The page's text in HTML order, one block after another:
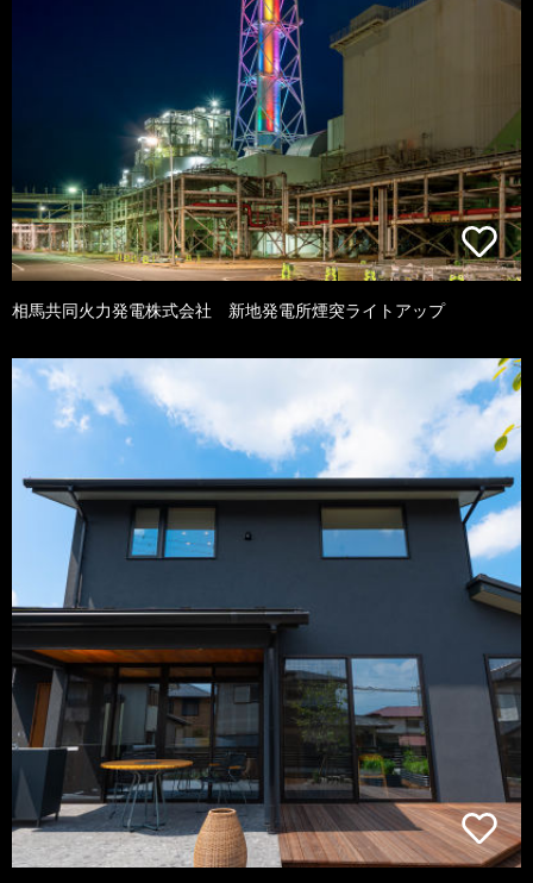
相馬共同火力発電株式会社 新地発電所煙突ライトアップ